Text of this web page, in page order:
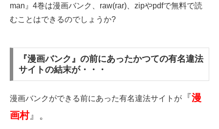
man』4巻は漫画バンク、raw(rar)、zipやpdfで無料で読
むことはできるのでしょうか?
『漫画バンク』の前にあったかつての有名違法
サイトの結末が・・・
漫画バンクができる前にあった有名違法サイトが 『漫
画村』。